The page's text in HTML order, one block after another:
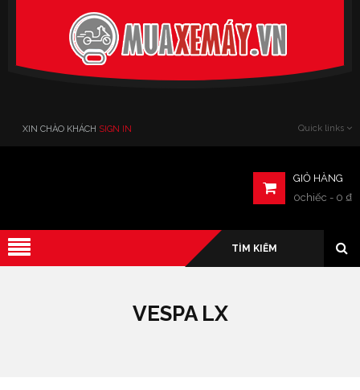
XIN CHÀO KHÁCH SIGN IN Quick links
GIỎ HÀNG
0chiếc - 0 ₫
VESPA LX